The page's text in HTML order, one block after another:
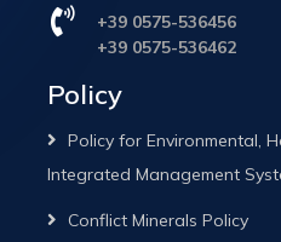
+39 0575-536456
+39 0575-536462
Policy
Policy for Environmental,
Integrated Management
Conflict Minerals Policy